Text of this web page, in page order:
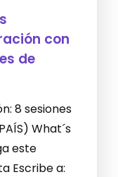
con
de
8 sesiones
What´s
este
Escribe a: